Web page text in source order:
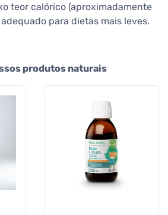
teor calórico (aproximadamente
para dietas mais leves.
produtos naturais